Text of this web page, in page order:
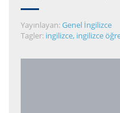
Yayınlayan: Genel İngilizce
Tagler: ingilizce, ingilizce